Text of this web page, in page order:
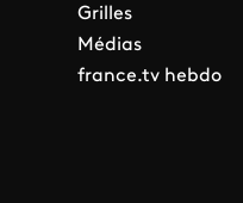
Grilles
Médias
france.tv hebdo